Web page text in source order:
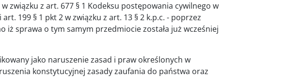
związku z art. 677 § 1 Kodeksu postępowania cywilnego w
199 § 1 pkt 2 w związku z art. 13 § 2 k.p.c. - poprzez
iż sprawa o tym samym przedmiocie została już wcześniej
jako naruszenie zasad i praw określonych w
konstytucyjnej zasady zaufania do państwa oraz